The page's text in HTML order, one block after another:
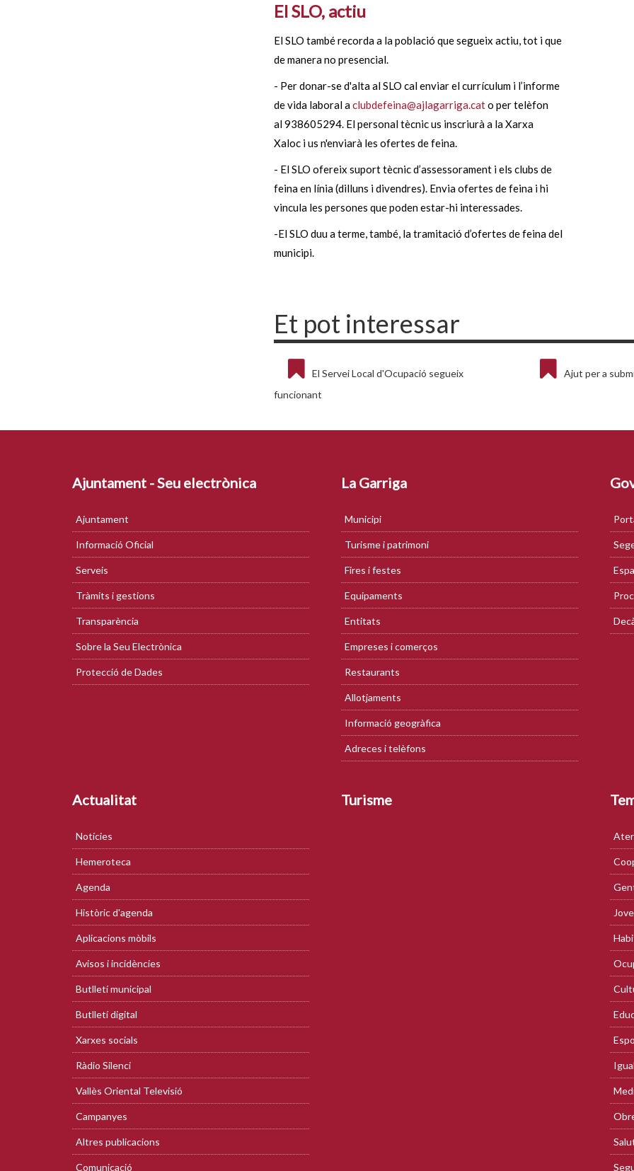
El SLO, actiu
El SLO també recorda a la població que segueix actiu, tot i que
de manera no presencial.
- Per donar-se d'alta al SLO cal enviar el currículum i l’informe
de vida laboral aclubdefeina@ajlagarriga.cato per telèfon
al 938605294. El personal tècnic us inscriurà a la Xarxa
Xaloc i us n'enviarà les ofertes de feina.
- El SLO ofereix suport tècnic d’assessorament i els clubs de
feina en línia (dilluns i divendres). Envia ofertes de feina i hi
vincula les persones que poden estar-hi interessades.
-El SLO duu a terme, també, la tramitació d’ofertes de feina del
municipi.
Et pot interessar
El Servei Local d'Ocupació segueix
funcionant
Ajut per a
Ajuntament - Seu electrònica
Ajuntament
Informació Oficial
Serveis
Tràmits i gestions
Transparència
Sobre la Seu Electrònica
Protecció de Dades
La Garriga
Municipi
Turisme i patrimoni
Fires i festes
Equipaments
Entitats
Empreses i comerços
Restaurants
Allotjaments
Informació geogràfica
Adreces i telèfons
Actualitat
Notícies
Hemeroteca
Agenda
Històric d'agenda
Aplicacions mòbils
Avisos i incidències
Butlletí municipal
Butlletí digital
Xarxes socials
Ràdio Silenci
Vallès Oriental Televisió
Campanyes
Altres publicacions
Comunicació
Turisme